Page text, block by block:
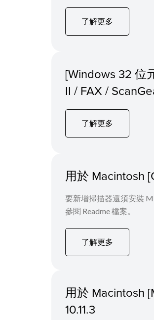
了解更多
[Windows 32 位
II / FAX /
了解更多
用於 Macintosh
要新增掃描器還須安裝
參閱 Readme 檔案。
了解更多
用於 Macintosh
10.11.3